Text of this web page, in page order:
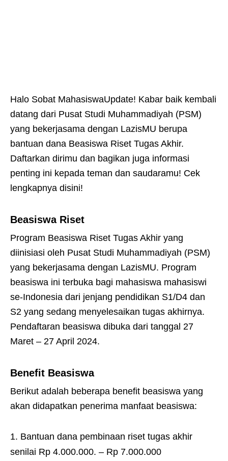
Halo Sobat MahasiswaUpdate! Kabar baik kembali
datang dari Pusat Studi Muhammadiyah (PSM)
yang bekerjasama dengan LazisMU berupa
bantuan dana Beasiswa Riset Tugas Akhir.
Daftarkan dirimu dan bagikan juga informasi
penting ini kepada teman dan saudaramu! Cek
lengkapnya disini!
Beasiswa Riset
Program Beasiswa Riset Tugas Akhir yang
diinisiasi oleh Pusat Studi Muhammadiyah (PSM)
yang bekerjasama dengan LazisMU. Program
beasiswa ini terbuka bagi mahasiswa mahasiswi
se-Indonesia dari jenjang pendidikan S1/D4 dan
S2 yang sedang menyelesaikan tugas akhirnya.
Pendaftaran beasiswa dibuka dari tanggal 27
Maret – 27 April 2024.
Benefit Beasiswa
Berikut adalah beberapa benefit beasiswa yang
akan didapatkan penerima manfaat beasiswa:
Bantuan dana pembinaan riset tugas akhir
senilai Rp 4.000.000. – Rp 7.000.000